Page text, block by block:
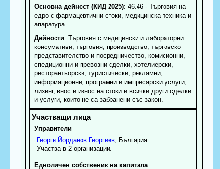
Основна дейност (КИД 2025): 46.46 - Търговия на
едро с фармацевтични стоки, медицинска техника и
апаратура
Дейности: Търговия с медицински и лабораторни
консумативи, търговия, производство, търговско
представителство и посредничество, комисионни,
спедиционни и превозни сделки, хотелиерски,
ресторантьорски, туристически, рекламни,
информационни, програмни и импресарски услуги,
лизинг, внос и износ на стоки и всички други сделки
и услуги, които не са забранени със закон.
Управители
Георги Йорданов Георгиев, България
Участва в 2 организации.
Едноличен собственик на капитала